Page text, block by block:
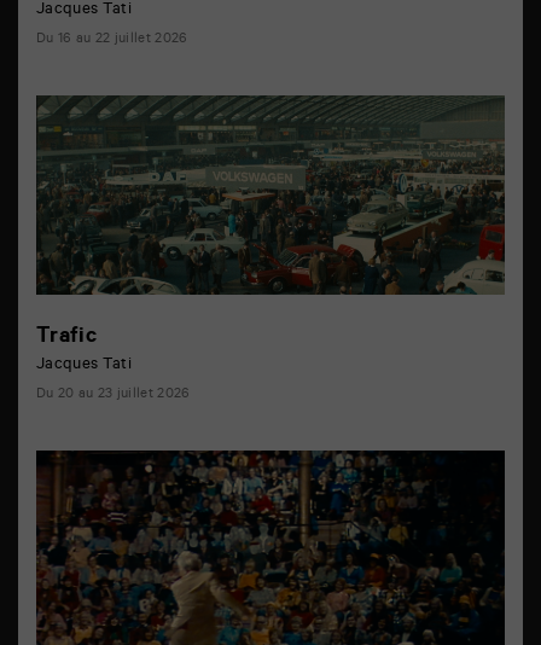
Jacques Tati
Du 16 au 22 juillet 2026
Trafic
Jacques Tati
Du 20 au 23 juillet 2026